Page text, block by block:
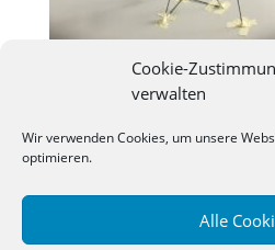
Cookie-
verwalten
Wir verwenden Cookies, um unsere
optimieren.
Alle